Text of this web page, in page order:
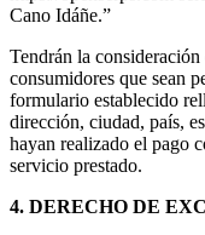
Cano Idáñe.”
Tendrán la
consumidores que sean
formulario establecido
dirección, ciudad, país,
hayan realizado el pago
servicio prestado.
4. DERECHO DE